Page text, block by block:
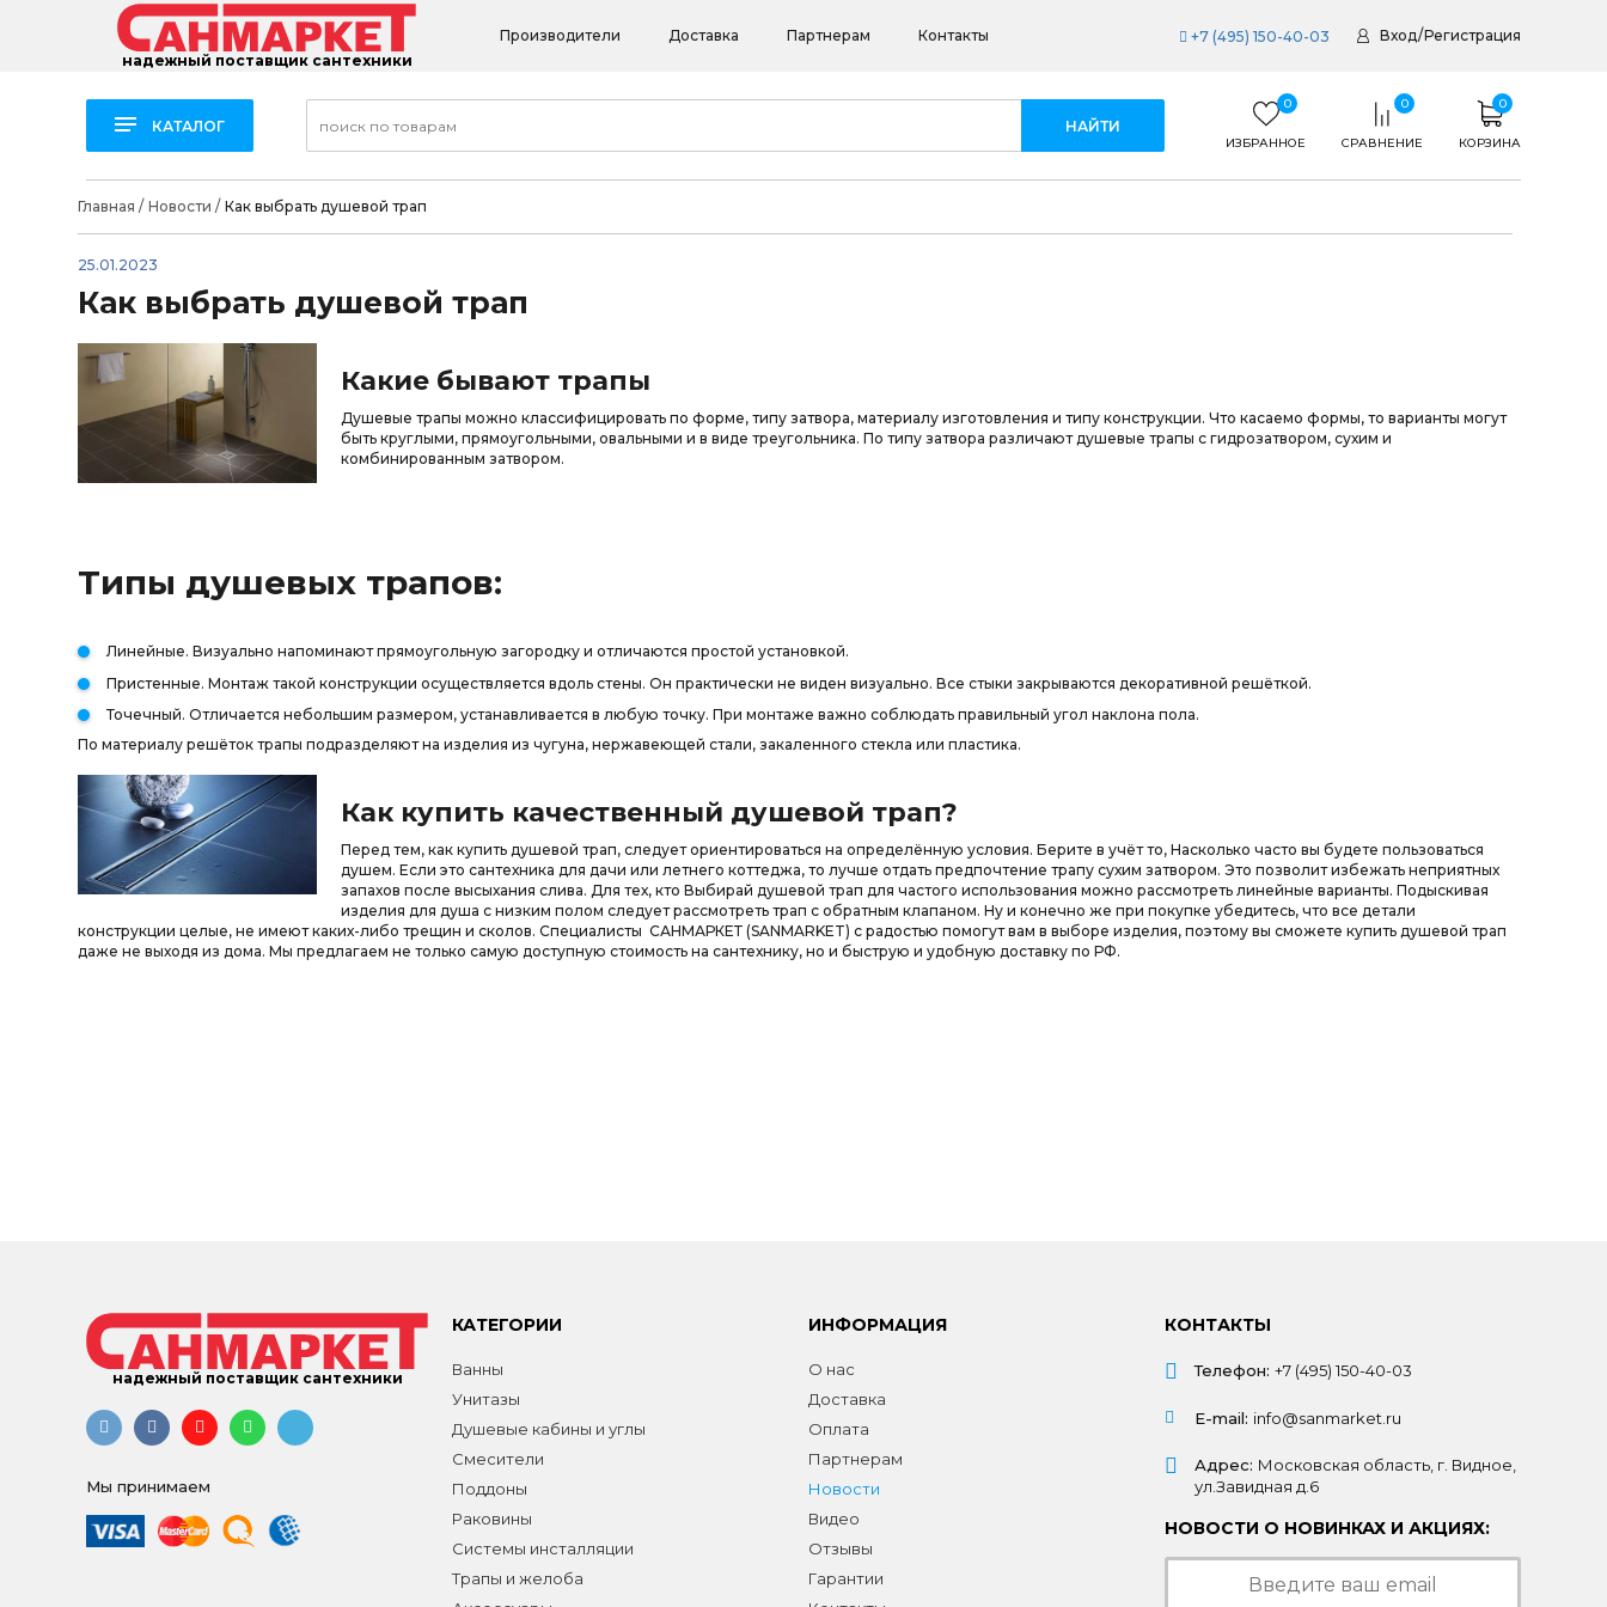
надежный поставщик сантехники
Производители Доставка Партнерам Контакты +7 (495) 150-40-03 Вход/Регистрация
КАТАЛОГ
0
ИЗБРАННОЕ
0
СРАВНЕНИЕ
0
КОРЗИНА
Главная / Новости / Как выбрать душевой трап
25.01.2023
Как выбрать душевой трап
Какие бывают трапы
Душевые трапы можно классифицировать по форме, типу затвора, материалу изготовления и типу конструкции. Что касаемо формы, то варианты могут
быть круглыми, прямоугольными, овальными и в виде треугольника. По типу затвора различают душевые трапы с гидрозатвором, сухим и
комбинированным затвором.
Типы душевых трапов:
Линейные. Визуально напоминают прямоугольную загородку и отличаются простой установкой.
Пристенные. Монтаж такой конструкции осуществляется вдоль стены. Он практически не виден визуально. Все стыки закрываются декоративной решёткой.
Точечный. Отличается небольшим размером, устанавливается в любую точку. При монтаже важно соблюдать правильный угол наклона пола.
По материалу решёток трапы подразделяют на изделия из чугуна, нержавеющей стали, закаленного стекла или пластика.
Как купить качественный душевой трап?
Перед тем, как купить душевой трап, следует ориентироваться на определённую условия. Берите в учёт то, Насколько часто вы будете пользоваться
душем. Если это сантехника для дачи или летнего коттеджа, то лучше отдать предпочтение трапу сухим затвором. Это позволит избежать неприятных
запахов после высыхания слива. Для тех, кто Выбирай душевой трап для частого использования можно рассмотреть линейные варианты. Подыскивая
изделия для душа с низким полом следует рассмотреть трап с обратным клапаном. Ну и конечно же при покупке убедитесь, что все детали
конструкции целые, не имеют каких-либо трещин и сколов. Специалисты САНМАРКЕТ (SANMARKET) с радостью помогут вам в выборе изделия, поэтому вы сможете купить душевой трап
даже не выходя из дома. Мы предлагаем не только самую доступную стоимость на сантехнику, но и быструю и удобную доставку по РФ.
надежный поставщик сантехники
Мы принимаем
КАТЕГОРИИ
Ванны
Унитазы
Душевые кабины и углы
Смесители
Поддоны
Раковины
Системы инсталляции
Трапы и желоба
ИНФОРМАЦИЯ
О нас
Доставка
Оплата
Партнерам
Новости
Видео
Отзывы
Гарантии
КОНТАКТЫ
Телефон: +7 (495) 150-40-03
E-mail: info@sanmarket.ru
Адрес: Московская область, г. Видное,
ул.Завидная д.6
НОВОСТИ О НОВИНКАХ И АКЦИЯХ: